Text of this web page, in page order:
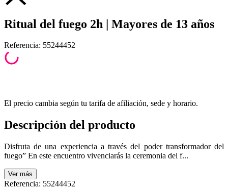
Ritual del fuego 2h | Mayores de 13 años
Referencia: 55244452
El precio cambia según tu tarifa de afiliación, sede y horario.
Descripción del producto
Disfruta de una experiencia a través del poder transformador del
fuego” En este encuentro vivenciarás la ceremonia del f...
Ver más
Referencia: 55244452